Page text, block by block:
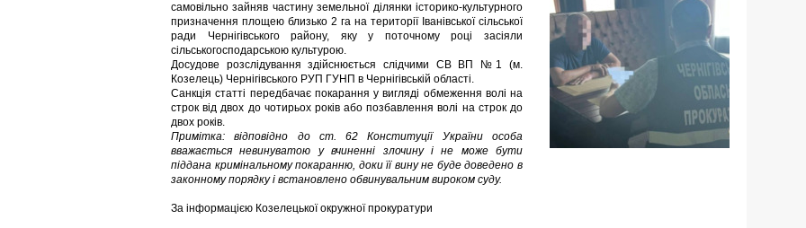
самовільно зайняв частину земельної ділянки історико-культурного
призначення площею близько 2 га на території Іванівської сільської
ради Чернігівського району, яку у поточному році засіяли
сільськогосподарською культурою.
Досудове розслідування здійснюється слідчими СВ ВП №1 (м.
Козелець) Чернігівського РУП ГУНП в Чернігівській області.
Санкція статті передбачає покарання у вигляді обмеження волі на
строк від двох до чотирьох років або позбавлення волі на строк до
двох років.
Примітка: відповідно до ст. 62 Конституції України особа
вважається невинуватою у вчиненні злочину і не може бути
піддана кримінальному покаранню, доки її вину не буде доведено в
законному порядку і встановлено обвинувальним вироком суду.
За інформацією Козелецької окружної прокуратури